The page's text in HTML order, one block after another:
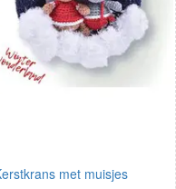
met muisjes